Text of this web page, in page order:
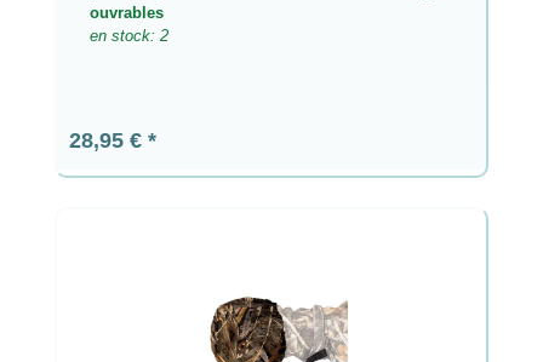
ouvrables
en stock: 2
Prix régulier :
28,95 €